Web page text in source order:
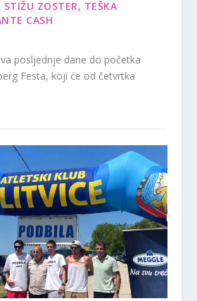
STIŽU ZOSTER, TEŠKA
CASH
posljednje dane do početka
Festa, koji će od četvrtka